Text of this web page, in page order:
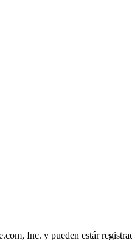
Inc. y pueden estár